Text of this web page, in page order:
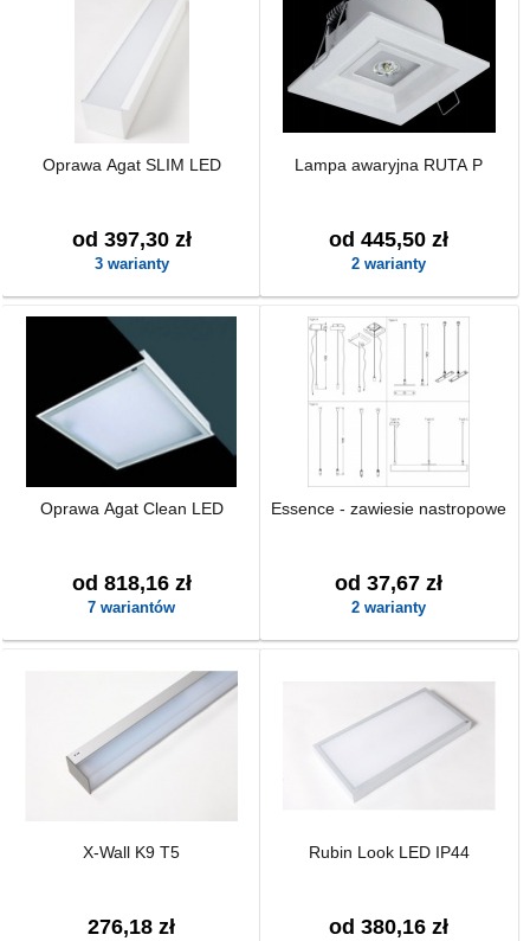
Oprawa Agat SLIM LED
od 397,30 zł
3 warianty
Lampa awaryjna RUTA P
od 445,50 zł
2 warianty
Oprawa Agat Clean LED
od 818,16 zł
7 wariantów
Essence - zawiesie nastropowe
od 37,67 zł
2 warianty
X-Wall K9 T5
276,18 zł
Rubin Look LED IP44
od 380,16 zł